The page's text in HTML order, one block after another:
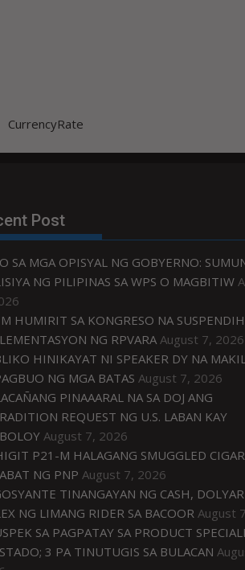
CurrencyRate
Post
SA MGA OPISYAL NG GOBYERNO:
NG PILIPINAS SA WPS O MAGBITIW
HUMIRIT SA KONGRESO NA
NG RPVARA August 7, 2026
HINIKAYAT NI SPEAKER DY NA
NG MGA BATAS August 7, 2026
PINAAARAL NA SA DOJ ANG
REQUEST NG U.S. LABAN KAY
August 7, 2026
P21-M HALAGANG SMUGGLED
NG PNP August 7, 2026
TINANGAYAN NG CASH,
NG LIMANG RIDER SA BACOOR August
SA PAGPATAY SA PRODUCT
3 PA TINUTUGIS SA BULACAN